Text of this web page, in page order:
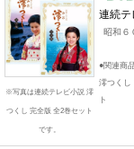
※写真は連続テレビ小説 澪
つくし 完全版 全2巻セット
です。
連続テ
昭和６
●関連商
澪つくし
ト